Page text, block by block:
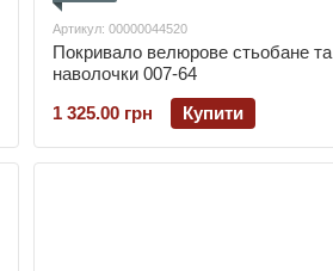
Артикул: 00000044520
Покривало велюрове стьобане та
наволочки 007-64
1 325.00 грн
Купити